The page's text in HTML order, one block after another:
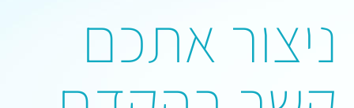
ניצור אתכם